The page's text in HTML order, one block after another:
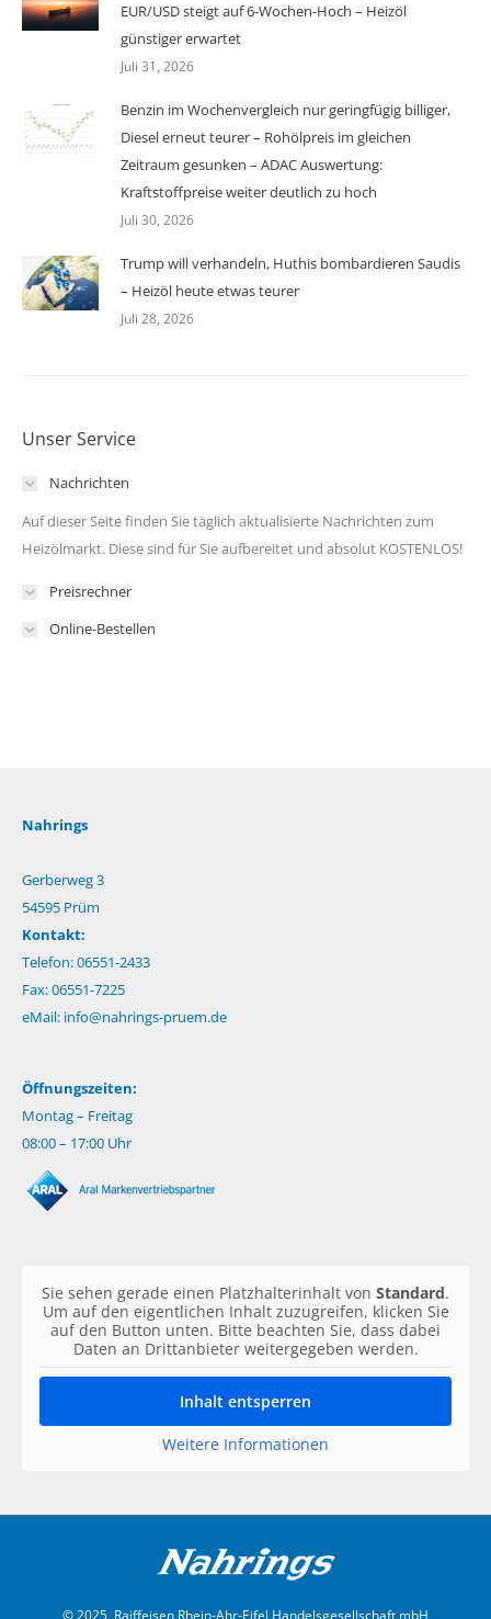
EUR/USD steigt auf 6-Wochen-Hoch – Heizöl
günstiger erwartet
Juli 31, 2026
Benzin im Wochenvergleich nur geringfügig billiger,
Diesel erneut teurer – Rohölpreis im gleichen
Zeitraum gesunken – ADAC Auswertung:
Kraftstoffpreise weiter deutlich zu hoch
Juli 30, 2026
Trump will verhandeln, Huthis bombardieren Saudis
– Heizöl heute etwas teurer
Juli 28, 2026
Unser Service
Nachrichten
Auf dieser Seite finden Sie täglich aktualisierte Nachrichten zum
Heizölmarkt. Diese sind für Sie aufbereitet und absolut KOSTENLOS!
Preisrechner
Online-Bestellen
Nahrings
Gerberweg 3
54595 Prüm
Kontakt:
Telefon: 06551-2433
Fax: 06551-7225
eMail: info@nahrings-pruem.de
Öffnungszeiten:
Montag – Freitag
08:00 – 17:00 Uhr
Sie sehen gerade einen Platzhalterinhalt von Standard.
Um auf den eigentlichen Inhalt zuzugreifen, klicken Sie
auf den Button unten. Bitte beachten Sie, dass dabei
Daten an Drittanbieter weitergegeben werden.
Inhalt entsperren
Weitere Informationen